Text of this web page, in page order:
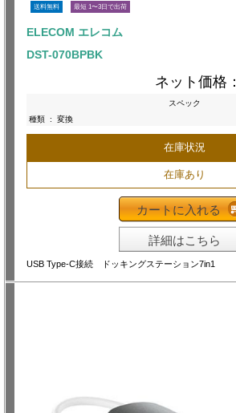
送料無料 最短 1〜3日で出荷
ELECOM エレコム
DST-070BPBK
ネット価格：
スペック
種類 : 変換
在庫状況
在庫あり
カートに入れる
詳細はこちら
USB Type-C接続 ドッキングステーション7in1